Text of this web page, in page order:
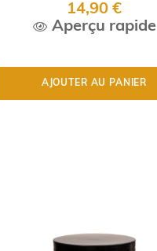
14,90 €
Aperçu rapide
AJOUTER AU PANIER